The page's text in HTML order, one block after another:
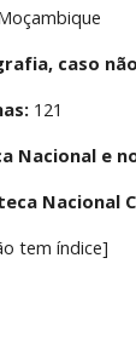
caso
121
Nacional e
Nacional
tem índice]